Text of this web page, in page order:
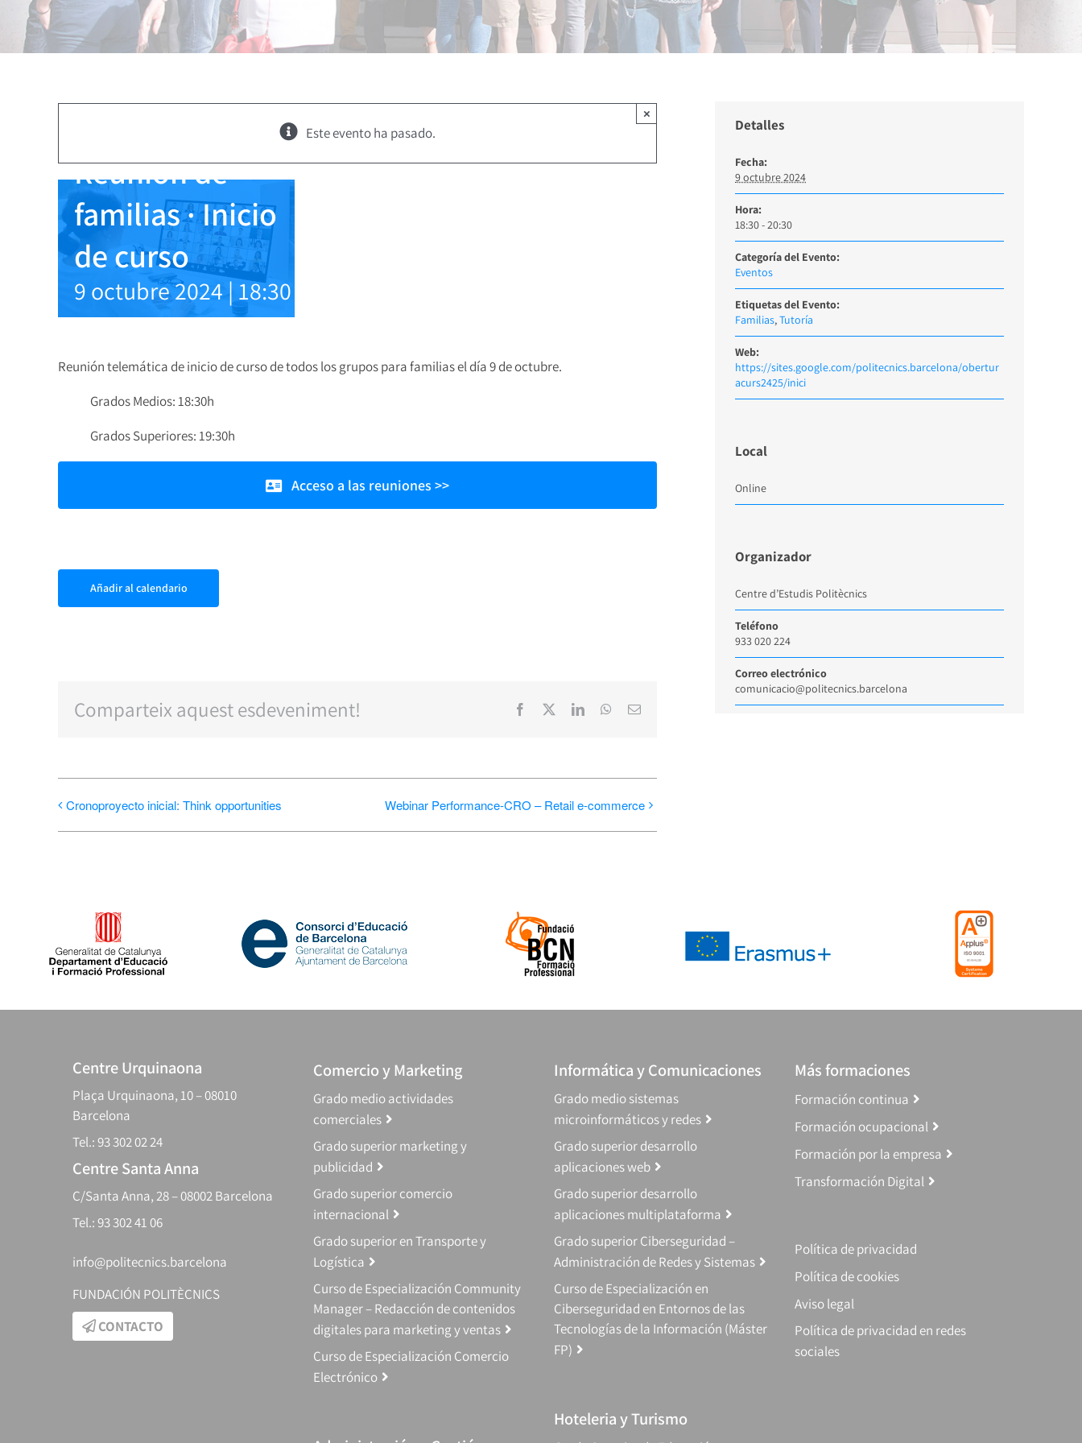
Este evento ha pasado.
×
Reunión de
familias · Inicio
de curso
9 octubre 2024 | 18:30
Reunión telemática de inicio de curso de todos los grupos para familias el día 9 de octubre.
Grados Medios: 18:30h
Grados Superiores: 19:30h
Acceso a las reuniones >>
Añadir al calendario
Comparteix aquest esdeveniment! Facebook LinkedInWhatsApp
Correo
Cronoproyecto inicial: Think opportunities Webinar Performance-CRO – Retail e-commerce
Detalles
Fecha:
9 octubre 2024
Hora:
18:30 - 20:30
Categoría del Evento:
Eventos
Etiquetas del Evento:
Familias,Tutoría
Web:
https://sites.google.com/politecnics.barcelona/obertur
acurs2425/inici
Local
Online
Organizador
Centre d’Estudis Politècnics
Teléfono
933 020 224
Correo electrónico
comunicacio@politecnics.barcelona
Centre Urquinaona
Plaça Urquinaona, 10 – 08010
Barcelona
Tel.: 93 302 02 24
Centre Santa Anna
C/Santa Anna, 28 – 08002 Barcelona
Tel.: 93 302 41 06
info@politecnics.barcelona
FUNDACIÓN POLITÈCNICS
CONTACTO
Comercio y Marketing
Grado medio actividades
comerciales
Grado superior marketing y
publicidad
Grado superior comercio
internacional
Grado superior en Transporte y
Logística
Curso de Especialización Community
Manager – Redacción de contenidos
digitales para marketing y ventas
Curso de Especialización Comercio
Electrónico
Informática y Comunicaciones
Grado medio sistemas
microinformáticos y redes
Grado superior desarrollo
aplicaciones web
Grado superior desarrollo
aplicaciones multiplataforma
Grado superior Ciberseguridad –
Administración de Redes y Sistemas
Curso de Especialización en
Ciberseguridad en Entornos de las
Tecnologías de la Información (Máster
FP)
Hoteleria y Turismo
Más formaciones
Formación continua
Formación ocupacional
Formación por la empresa
Transformación Digital
Política de privacidad
Política de cookies
Aviso legal
Política de privacidad en redes
sociales